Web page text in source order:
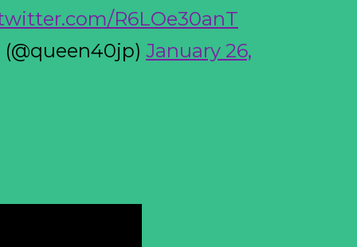
R6LOe30anT
(@queen40jp) January 26,